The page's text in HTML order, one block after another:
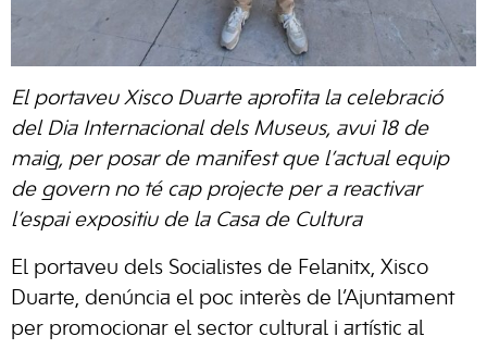
El portaveu Xisco Duarte aprofita la celebració
del Dia Internacional dels Museus, avui 18 de
maig, per posar de manifest que l’actual equip
de govern no té cap projecte per a reactivar
l’espai expositiu de la Casa de Cultura
El portaveu dels Socialistes de Felanitx, Xisco
Duarte, denúncia el poc interès de l’Ajuntament
per promocionar el sector cultural i artístic al